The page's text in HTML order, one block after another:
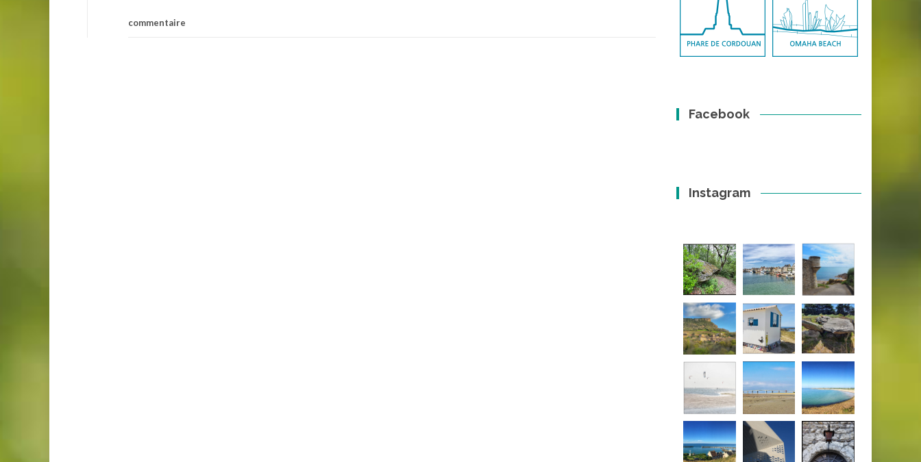
commentaire
Facebook
Instagram